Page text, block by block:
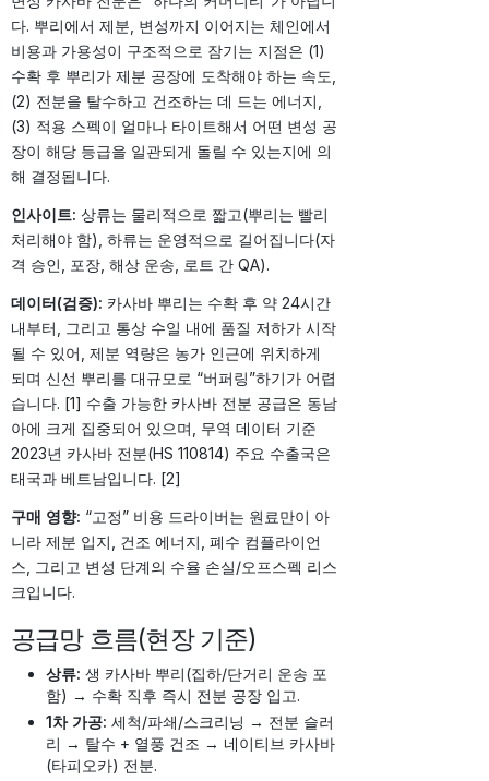
다. 뿌리에서 제분, 변성까지 이어지는 체인에서
비용과 가용성이 구조적으로 잠기는 지점은 (1)
수확 후 뿌리가 제분 공장에 도착해야 하는 속도,
(2) 전분을 탈수하고 건조하는 데 드는 에너지,
(3) 적용 스펙이 얼마나 타이트해서 어떤 변성 공
장이 해당 등급을 일관되게 돌릴 수 있는지에 의
해 결정됩니다.
인사이트: 상류는 물리적으로 짧고(뿌리는 빨리
처리해야 함), 하류는 운영적으로 길어집니다(자
격 승인, 포장, 해상 운송, 로트 간 QA).
데이터(검증): 카사바 뿌리는 수확 후 약 24시간
내부터, 그리고 통상 수일 내에 품질 저하가 시작
될 수 있어, 제분 역량은 농가 인근에 위치하게
되며 신선 뿌리를 대규모로 “버퍼링”하기가 어렵
습니다. [1] 수출 가능한 카사바 전분 공급은 동남
아에 크게 집중되어 있으며, 무역 데이터 기준
2023년 카사바 전분(HS 110814) 주요 수출국은
태국과 베트남입니다. [2]
구매 영향: “고정” 비용 드라이버는 원료만이 아
니라 제분 입지, 건조 에너지, 폐수 컴플라이언
스, 그리고 변성 단계의 수율 손실/오프스펙 리스
크입니다.
공급망 흐름(현장 기준)
상류: 생 카사바 뿌리(집하/단거리 운송 포
함) → 수확 직후 즉시 전분 공장 입고.
1차 가공: 세척/파쇄/스크리닝 → 전분 슬러
리 → 탈수 + 열풍 건조 → 네이티브 카사바
(타피오카) 전분.